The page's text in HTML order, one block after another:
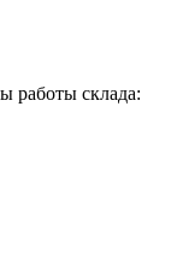
работы склада: